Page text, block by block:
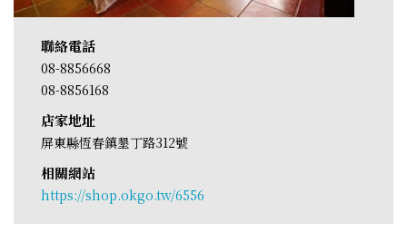
聯絡電話
08-8856668
08-8856168
店家地址
屏東縣恆春鎮墾丁路312號
相關網站
https://shop.okgo.tw/6556